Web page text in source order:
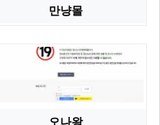
만냥몰
오나왕